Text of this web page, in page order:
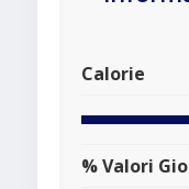
Calorie
% Valori